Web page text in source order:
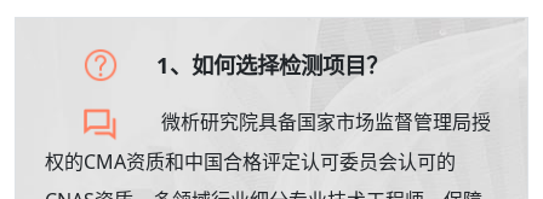
1、如何选择检测项目？
微析研究院具备国家市场监督管理局授
权的CMA资质和中国合格评定认可委员会认可的